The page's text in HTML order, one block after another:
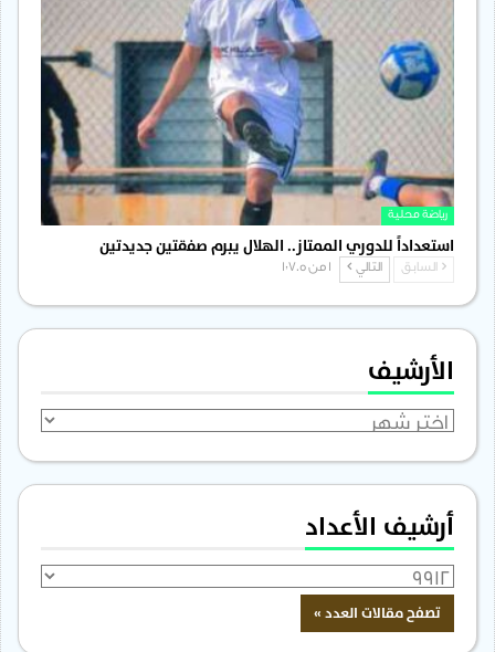
رياضة محلية
استعداداً للدوري الممتاز.. الهلال يبرم صفقتين جديدتين
السابق التالي
الأرشيف
الأرشيف
أرشيف الأعداد